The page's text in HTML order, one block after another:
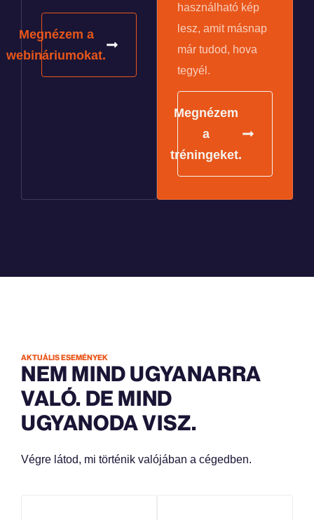
Megnézem a
webináriumokat.
használható kép
lesz, amit másnap
már tudod, hova
tegyél.
Megnézem
a
tréningeket.
AKTUÁLIS ESEMÉNYEK
NEM MIND UGYANARRA
VALÓ. DE MIND
UGYANODA VISZ.
Végre látod, mi történik valójában a cégedben.